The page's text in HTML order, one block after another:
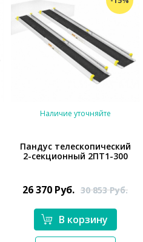
Наличие уточняйте
Пандус телескопический
2-секционный 2ПТ1-300
26 370 Руб. 30 853Руб.
В корзину